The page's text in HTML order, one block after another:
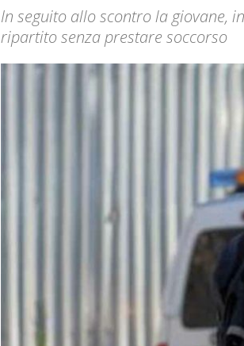
In seguito allo scontro la giovane,
ripartito senza prestare soccorso